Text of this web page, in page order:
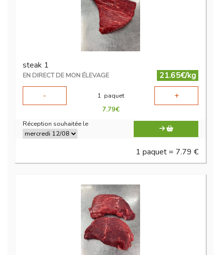
steak 1
EN DIRECT DE MON ÉLEVAGE
21.65€/kg
-
1 paquet +
7.79€
Réception souhaitée le
1 paquet = 7.79 €